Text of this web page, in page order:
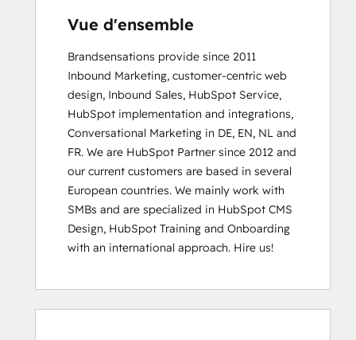
Inbound Marketing
Sales Enablement
Social Media Marketing Certification
Course
Vue d'ensemble
Brandsensations provide since 2011
Inbound Marketing, customer-centric web
design, Inbound Sales, HubSpot Service,
HubSpot implementation and integrations,
Conversational Marketing in DE, EN, NL and
FR. We are HubSpot Partner since 2012 and
our current customers are based in several
European countries. We mainly work with
SMBs and are specialized in HubSpot CMS
Design, HubSpot Training and Onboarding
with an international approach. Hire us!